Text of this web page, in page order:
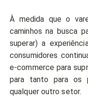
À medida que o
caminhos na busca
superar) a
consumidores
e-commerce para
para tanto para os
qualquer outro setor.